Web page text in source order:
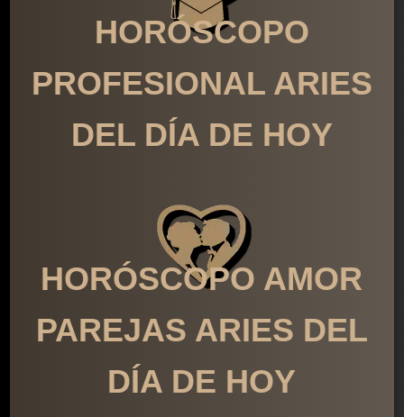
HORÓSCOPO
PROFESIONAL ARIES
DEL DÍA DE HOY
HORÓSCOPO AMOR
PAREJAS ARIES DEL
DÍA DE HOY